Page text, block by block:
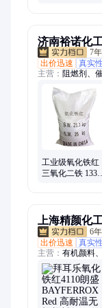
济南裕诺化
7年
出价迅速
真实
主营： 阻燃剂、
正磷酸、烟酰胺
脂肪醇、生石灰
三氮唑、着色剂
工业级氧化铁红
三氧化二铁 1332-
上海精颜化
6年
出价迅速
真实
主营： 有机颜料
剂染料